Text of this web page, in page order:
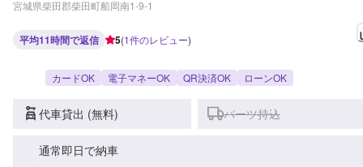
宮城県柴田郡柴田町船岡南1-9-1
平均11時間で返信 5(1件のレビュー)
カードOK 電子マネーOK QR決済OK ローンOK
代車貸出 (無料) パーツ持込
通常即日で納車